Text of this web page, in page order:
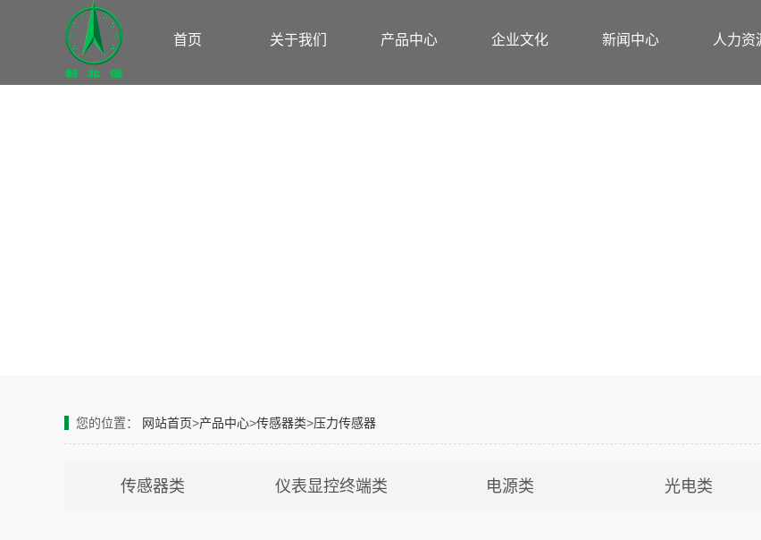
首页 关于我们 产品中心 企业文化 新闻中心 人力资
您的位置： 网站首页>产品中心>传感器类>压力传感器
传感器类 仪表显控终端类 电源类 光电类